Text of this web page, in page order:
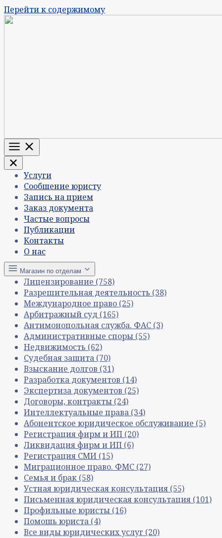
Перейти к содержимому
Меню
Услуги
Сообщение юристу
Запись на прием
Заказ документа
Частые вопросы
Публикации
Контакты
О нас
Магазин по отделам
Лицензирование (758)
Разрешительная деятельность (38)
Международное право (25)
Арбитражный суд (165)
Антимонопольная служба. ФАС (3)
Административные споры (55)
Недвижимость (62)
Судебная защита (70)
Взыскание долгов (31)
Разработка документов (14)
Экспертиза документов (25)
Договоры, контракты (24)
Интеллектуальные права (34)
Абонентское юридическое обслуживание (5)
Регистрация фирм и ИП (20)
Ликвидация фирм и ИП (6)
Регистрация СМИ (15)
Миграционное право. ФМС (27)
Семья и брак (58)
Устная юридическая консультация (55)
Письменная юридическая консультация (101)
Профильные юристы (16)
Помощь юриста (4)
Все виды юридических услуг (20)